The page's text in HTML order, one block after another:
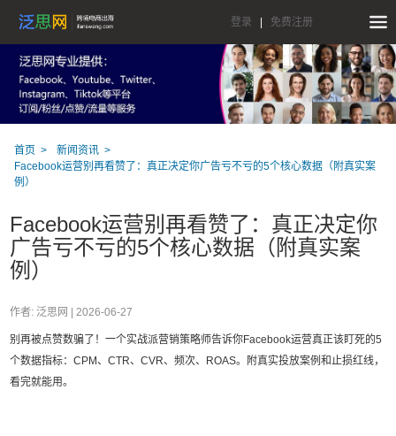
登录 免费注册
首页
新闻资讯
Facebook运营别再看赞了：真正决定你广告亏不亏的5个核心数据（附真实案
例）
Facebook运营别再看赞了：真正决定你
广告亏不亏的5个核心数据（附真实案
例）
作者: 泛思网 | 2026-06-27
别再被点赞数骗了！一个实战派营销策略师告诉你Facebook运营真正该盯死的5
个数据指标：CPM、CTR、CVR、频次、ROAS。附真实投放案例和止损红线，
看完就能用。